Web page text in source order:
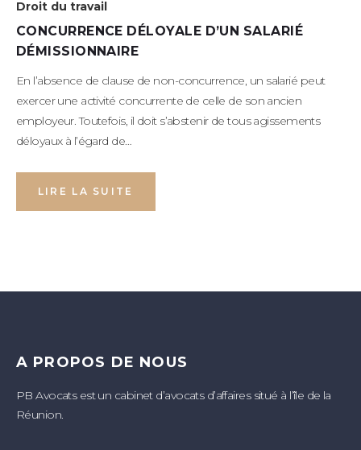
Droit du travail
CONCURRENCE DÉLOYALE D’UN SALARIÉ
DÉMISSIONNAIRE
En l’absence de clause de non-concurrence, un salarié peut
exercer une activité concurrente de celle de son ancien
employeur. Toutefois, il doit s’abstenir de tous agissements
déloyaux à l’égard de…
LIRE LA SUITE
A PROPOS DE NOUS
PB Avocats est un cabinet d’avocats d’affaires situé à l’île de la
Réunion.